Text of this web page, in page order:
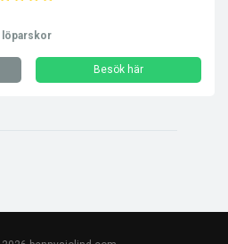
löparskor
Besök här